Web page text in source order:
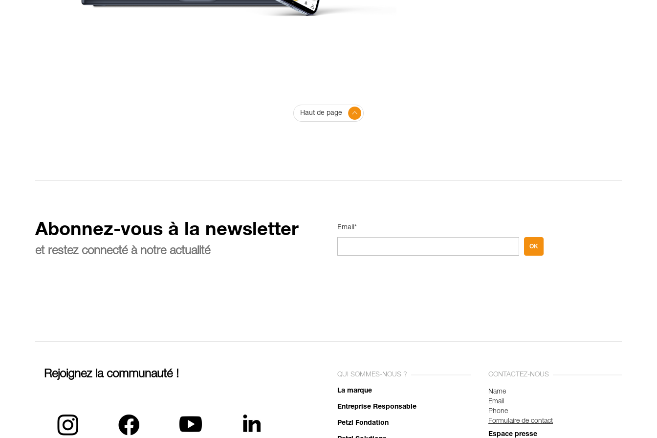
Haut de page
Abonnez-vous à la newsletter
et restez connecté à notre actualité
Email*
OK
Rejoignez la communauté ! QUI SOMMES-NOUS ?
La marque
Entreprise Responsable
Petzl Fondation
CONTACTEZ-NOUS
Name
Email
Phone
Formulaire de contact
Espace presse